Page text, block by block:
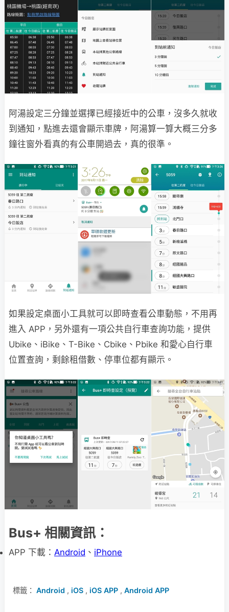
阿湯設定三分鐘並選擇已經接近中的公車，沒多久就收
到通知，點進去還會顯示車牌，阿湯算一算大概三分多
鐘往窗外看真的有公車開過去，真的很準。
如果設定桌面小工具就可以即時查看公車動態，不用再
進入 APP，另外還有一項公共自行車查詢功能，提供
Ubike、iBike、T-Bike、Cbike、Pbike 和愛心自行車
位置查詢，剩餘租借數、停車位都有顯示。
Bus+ 相關資訊：
APP 下載： Android 、 iPhone
標籤： Android , iOS , iOS APP , Android APP